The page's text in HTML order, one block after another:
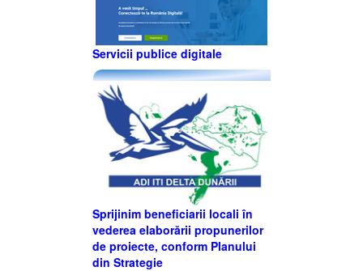
Servicii publice digitale
Sprijinim beneficiarii locali în
vederea elaborării propunerilor
de proiecte, conform Planului
din Strategie